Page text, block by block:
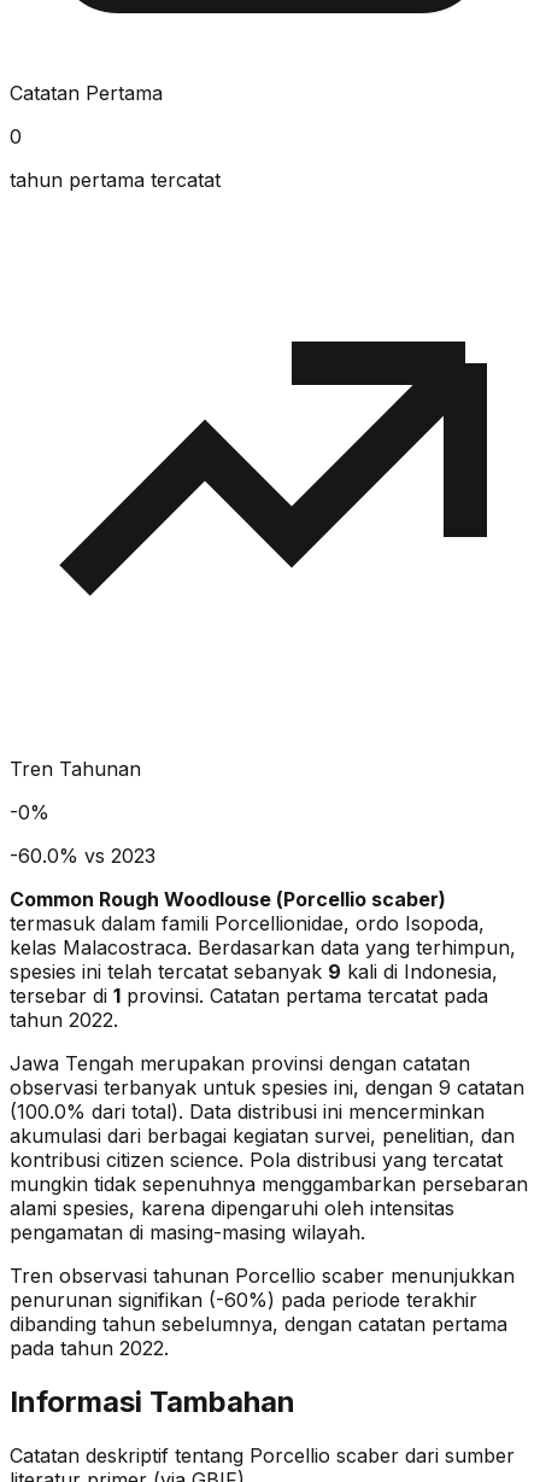
Catatan Pertama
0
tahun pertama tercatat
Tren Tahunan
-0%
-60.0% vs 2023
Common Rough Woodlouse (Porcellio scaber)
termasuk dalam famili Porcellionidae, ordo Isopoda,
kelas Malacostraca. Berdasarkan data yang terhimpun,
spesies ini telah tercatat sebanyak 9 kali di Indonesia,
tersebar di 1 provinsi. Catatan pertama tercatat pada
tahun 2022.
Jawa Tengah merupakan provinsi dengan catatan
observasi terbanyak untuk spesies ini, dengan 9 catatan
(100.0% dari total). Data distribusi ini mencerminkan
akumulasi dari berbagai kegiatan survei, penelitian, dan
kontribusi citizen science. Pola distribusi yang tercatat
mungkin tidak sepenuhnya menggambarkan persebaran
alami spesies, karena dipengaruhi oleh intensitas
pengamatan di masing-masing wilayah.
Tren observasi tahunan Porcellio scaber menunjukkan
penurunan signifikan (-60%) pada periode terakhir
dibanding tahun sebelumnya, dengan catatan pertama
pada tahun 2022.
Informasi Tambahan
Catatan deskriptif tentang Porcellio scaber dari sumber